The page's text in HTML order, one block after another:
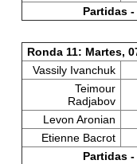
Partidas
Ronda 11: Martes,
Vassily Ivanchuk
Teimour
Radjabov
Levon Aronian
Etienne Bacrot
Partidas